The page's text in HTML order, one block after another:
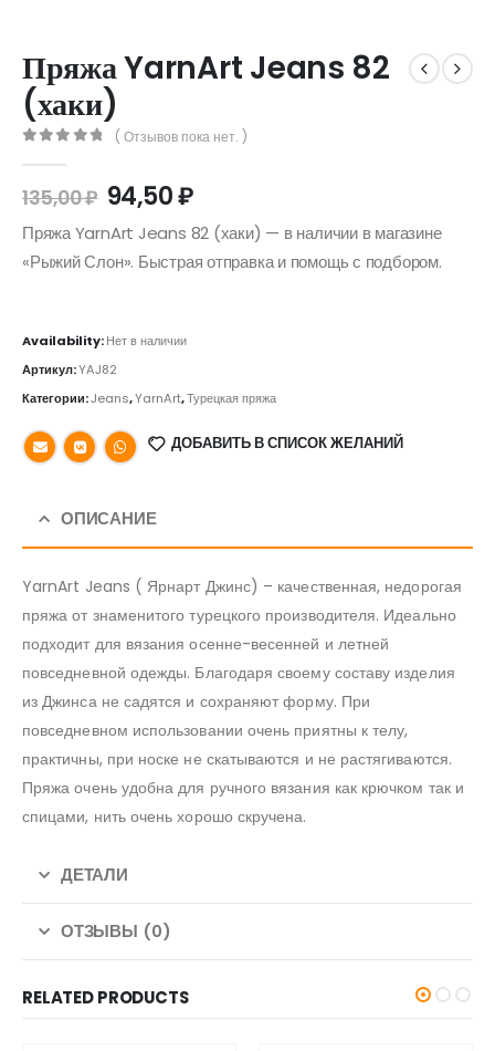
Пряжа YarnArt Jeans 82
(хаки)
( Отзывов пока нет. )
135,00₽ 94,50₽
Пряжа YarnArt Jeans 82 (хаки) — в наличии в магазине
«Рыжий Слон». Быстрая отправка и помощь с подбором.
Availability:Нет в наличии
Артикул:YAJ82
Категории:Jeans,YarnArt,Турецкая пряжа
ДОБАВИТЬ В СПИСОК ЖЕЛАНИЙ
ОПИСАНИЕ
YarnArt Jeans ( Ярнарт Джинс) – качественная, недорогая
пряжа от знаменитого турецкого производителя. Идеально
подходит для вязания осенне-весенней и летней
повседневной одежды. Благодаря своему составу изделия
из Джинса не садятся и сохраняют форму. При
повседневном использовании очень приятны к телу,
практичны, при носке не скатываются и не растягиваются.
Пряжа очень удобна для ручного вязания как крючком так и
спицами, нить очень хорошо скручена.
ДЕТАЛИ
ОТЗЫВЫ (0)
RELATED PRODUCTS